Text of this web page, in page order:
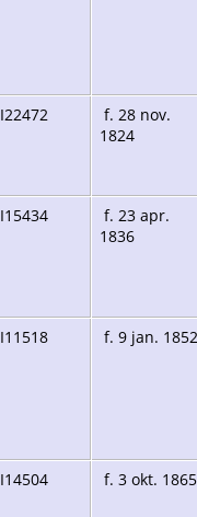
I22472
f. 28 nov.
1824
I15434
f. 23 apr.
1836
I11518 f. 9 jan. 1852
I14504 f. 3 okt. 1865